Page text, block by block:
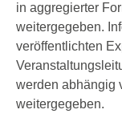
in aggregierter
weitergegeben.
veröffentlichten
werden abhängig
weitergegeben.